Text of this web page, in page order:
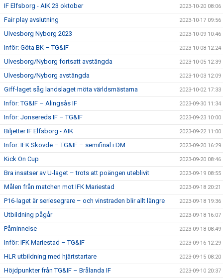
IF Elfsborg - AIK 23 oktober 2023-10-20 08:06
Fair play avslutning 2023-10-17 09:56
Ulvesborg Nyborg 2023 2023-10-09 10:46
Inför: Göta BK – TG&IF 2023-10-08 12:24
Ulvesborg/Nyborg fortsatt avstängda 2023-10-05 12:39
Ulvesborg/Nyborg avstängda 2023-10-03 12:09
Giff-laget såg landslaget möta världsmästarna 2023-10-02 17:33
Inför: TG&IF – Alingsås IF 2023-09-30 11:34
Inför: Jonsereds IF – TG&IF 2023-09-23 10:00
Biljetter IF Elfsborg - AIK 2023-09-22 11:00
Inför: IFK Skövde – TG&IF – semifinal i DM 2023-09-20 16:29
Kick On Cup 2023-09-20 08:46
Bra insatser av U-laget – trots att poängen uteblivit 2023-09-19 08:55
Målen från matchen mot IFK Mariestad 2023-09-18 20:21
P16-laget är seriesegrare – och vinstraden blir allt längre 2023-09-18 19:36
Utbildning pågår 2023-09-18 16:07
Påminnelse 2023-09-18 08:49
Inför: IFK Mariestad – TG&IF 2023-09-16 12:29
HLR utbildning med hjärtstartare 2023-09-15 08:20
Höjdpunkter från TG&IF – Brålanda IF 2023-09-10 20:37